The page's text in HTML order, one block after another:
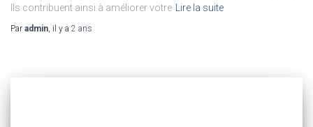
Ils contribuent ainsi à améliorer votre
Lire la suite
Par admin, il y a 2 ans